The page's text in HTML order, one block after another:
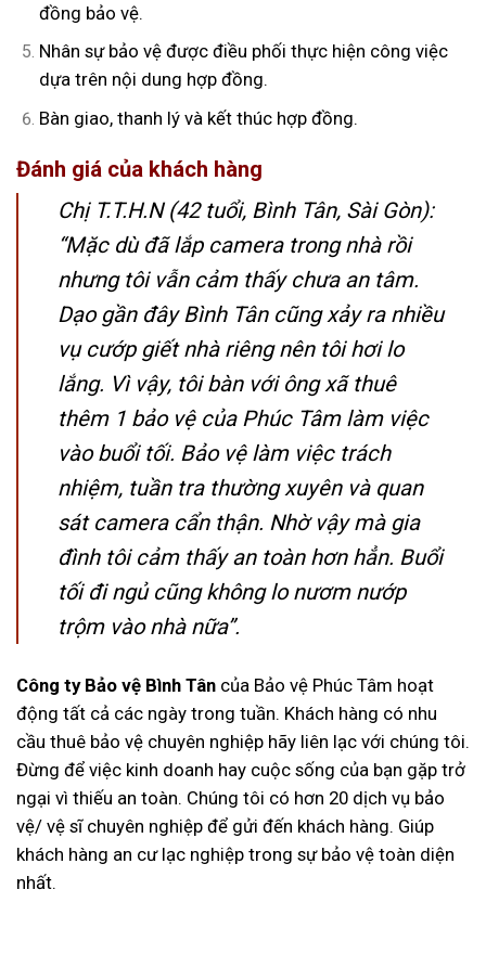
đồng bảo vệ.
Nhân sự bảo vệ được điều phối thực hiện công việc
dựa trên nội dung hợp đồng.
Bàn giao, thanh lý và kết thúc hợp đồng.
Đánh giá của khách hàng
Chị T.T.H.N (42 tuổi, Bình Tân, Sài Gòn):
“Mặc dù đã lắp camera trong nhà rồi
nhưng tôi vẫn cảm thấy chưa an tâm.
Dạo gần đây Bình Tân cũng xảy ra nhiều
vụ cướp giết nhà riêng nên tôi hơi lo
lắng. Vì vậy, tôi bàn với ông xã thuê
thêm 1 bảo vệ của Phúc Tâm làm việc
vào buổi tối. Bảo vệ làm việc trách
nhiệm, tuần tra thường xuyên và quan
sát camera cẩn thận. Nhờ vậy mà gia
đình tôi cảm thấy an toàn hơn hẳn. Buổi
tối đi ngủ cũng không lo nươm nướp
trộm vào nhà nữa”.
Công ty Bảo vệ Bình Tân của Bảo vệ Phúc Tâm hoạt
động tất cả các ngày trong tuần. Khách hàng có nhu
cầu thuê bảo vệ chuyên nghiệp hãy liên lạc với chúng tôi.
Đừng để việc kinh doanh hay cuộc sống của bạn gặp trở
ngại vì thiếu an toàn. Chúng tôi có hơn 20 dịch vụ bảo
vệ/ vệ sĩ chuyên nghiệp để gửi đến khách hàng. Giúp
khách hàng an cư lạc nghiệp trong sự bảo vệ toàn diện
nhất.